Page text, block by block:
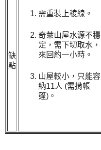
缺
點
需重裝上稜線。
奇萊山屋水源不穩
定，需下切取水，
來回約一小時。
山屋較小，只能容
納11人 (需揹帳
篷)。